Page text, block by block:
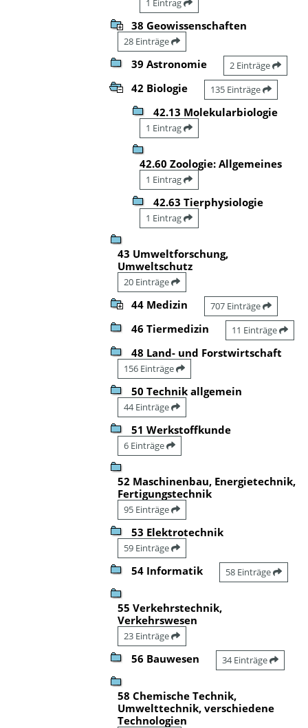
1 Eintrag
38 Geowissenschaften
28 Einträge
39 Astronomie 2 Einträge
42 Biologie 135 Einträge
42.13 Molekularbiologie
1 Eintrag
42.60 Zoologie: Allgemeines
1 Eintrag
42.63 Tierphysiologie
1 Eintrag
43 Umweltforschung,
Umweltschutz
20 Einträge
44 Medizin 707 Einträge
46 Tiermedizin 11 Einträge
48 Land- und Forstwirtschaft
156 Einträge
50 Technik allgemein
44 Einträge
51 Werkstoffkunde
6 Einträge
52 Maschinenbau, Energietechnik,
Fertigungstechnik
95 Einträge
53 Elektrotechnik
59 Einträge
54 Informatik 58 Einträge
55 Verkehrstechnik,
Verkehrswesen
23 Einträge
56 Bauwesen 34 Einträge
58 Chemische Technik,
Umwelttechnik, verschiedene
Technologien